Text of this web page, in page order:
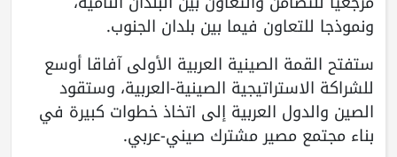
ونموذجا للتعاون فيما بين بلدان الجنوب.
ستفتح القمة الصينية العربية الأولى آفاقا أوسع
للشراكة الاستراتيجية الصينية-العربية، وستقود
الصين والدول العربية إلى اتخاذ خطوات كبيرة في
بناء مجتمع مصير مشترك صيني-عربي.